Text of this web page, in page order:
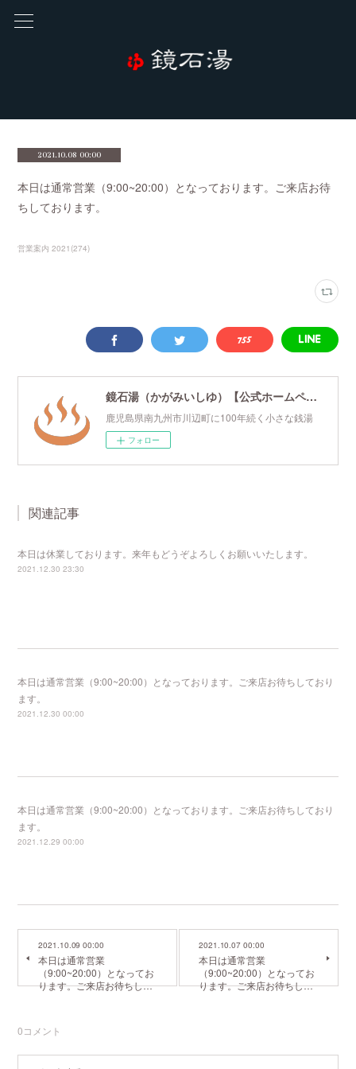
2021.10.08 00:00
本日は通常営業（9:00~20:00）となっております。ご来店お待
ちしております。
営業案内 2021 (274)
鏡石湯（かがみいしゆ）【公式ホームページ】
鹿児島県南九州市川辺町に100年続く小さな銭湯
フォロー
関連記事
本日は休業しております。来年もどうぞよろしくお願いいたします。
2021.12.30 23:30
本日は通常営業（9:00~20:00）となっております。ご来店お待ちしており
ます。
2021.12.30 00:00
本日は通常営業（9:00~20:00）となっております。ご来店お待ちしており
ます。
2021.12.29 00:00
2021.10.09 00:00
本日は通常営業
（9:00~20:00）となってお
ります。ご来店お待ちし…
2021.10.07 00:00
本日は通常営業
（9:00~20:00）となってお
ります。ご来店お待ちし…
0コメント